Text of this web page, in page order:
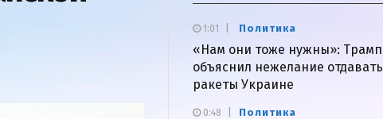
Политика
«Нам они тоже нужны»: Трамп
объяснил нежелание отдавать
ракеты Украине
1:01
Политика
0:48